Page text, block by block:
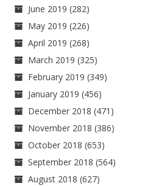
June 2019 (282)
May 2019 (226)
April 2019 (268)
March 2019 (325)
February 2019 (349)
January 2019 (456)
December 2018 (471)
November 2018 (386)
October 2018 (653)
September 2018 (564)
August 2018 (627)